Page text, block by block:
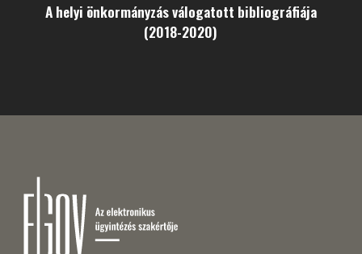
A helyi önkormányzás válogatott bibliográfiája
(2018-2020)